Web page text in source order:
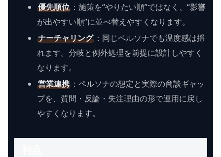
優先順位：施策を“やりたい順”ではなく、“影響
が出やすい順”に並べ替えやすくなります。
ナーチャリング：同じペルソナでも温度感は揺
れます。分岐と例外処理を前提に設計しやすく
なります。
営業連携：ペルソナの想定と実際の商談ギャッ
プを、質問・反論・失注理由の形で運用に戻し
やすくなります。